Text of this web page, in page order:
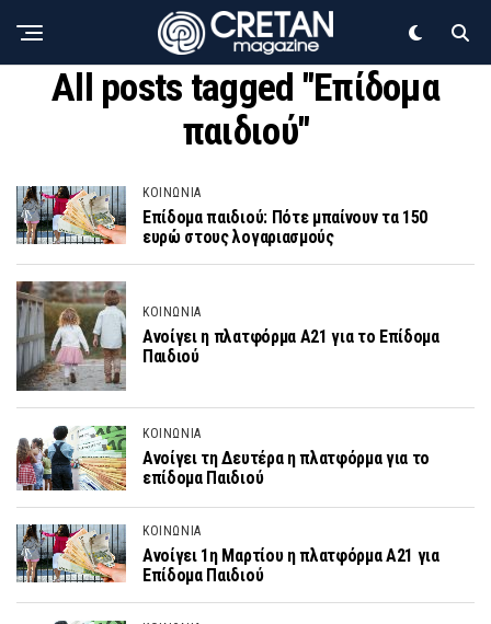
All posts tagged "Επίδομα
παιδιού"
ΚΟΙΝΩΝΙΑ
Επίδομα παιδιού: Πότε μπαίνουν τα 150
ευρώ στους λογαριασμούς
ΚΟΙΝΩΝΙΑ
Ανοίγει η πλατφόρμα Α21 για το Επίδομα
Παιδιού
ΚΟΙΝΩΝΙΑ
Ανοίγει τη Δευτέρα η πλατφόρμα για το
επίδομα Παιδιού
ΚΟΙΝΩΝΙΑ
Ανοίγει 1η Μαρτίου η πλατφόρμα Α21 για
Επίδομα Παιδιού